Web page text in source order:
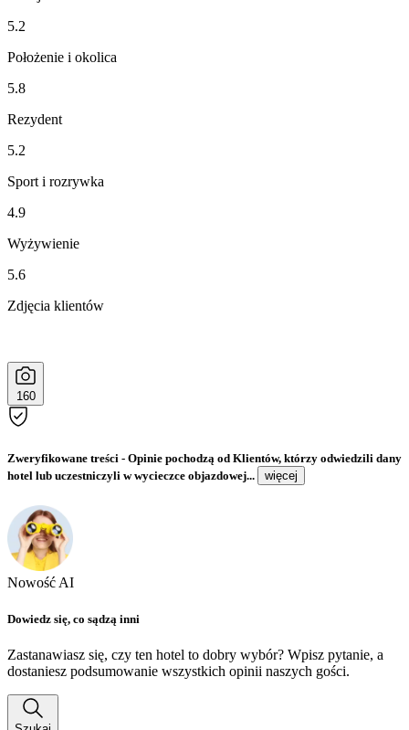
5.2
Położenie i okolica
5.8
Rezydent
5.2
Sport i rozrywka
4.9
Wyżywienie
5.6
Zdjęcia klientów
160
Zweryfikowane treści - Opinie pochodzą od Klientów, którzy odwiedzili dany
hotel lub uczestniczyli w wycieczce objazdowej...
więcej
Nowość AI
Dowiedz się, co sądzą inni
Zastanawiasz się, czy ten hotel to dobry wybór? Wpisz pytanie, a
dostaniesz podsumowanie wszystkich opinii naszych gości.